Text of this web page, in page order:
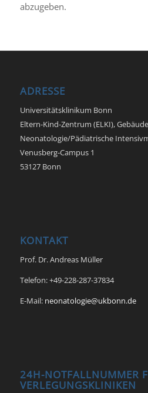
abzugeben.
ADRESSE
Universitätsklinikum Bonn
Eltern-Kind-Zentrum (ELKI),
Neonatologie/Pädiatrische
Venusberg-Campus 1
53127 Bonn
KONTAKT
Prof. Dr. Andreas Müller
Telefon: +49-228-287-37834
E-Mail: neonatologie@ukbonn.de
24H-NOTFALLNUMMER
VERLEGUNGSKLINIKEN